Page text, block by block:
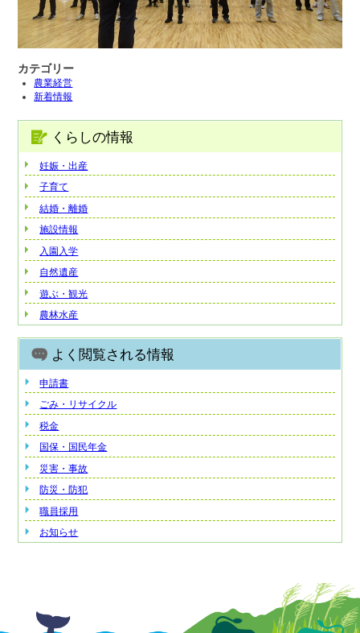
カテゴリー
農業経営
新着情報
くらしの情報
妊娠・出産
子育て
結婚・離婚
施設情報
入園入学
自然遺産
遊ぶ・観光
農林水産
よく閲覧される情報
申請書
ごみ・リサイクル
税金
国保・国民年金
災害・事故
防災・防犯
職員採用
お知らせ